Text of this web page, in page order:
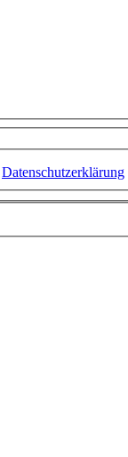
Datenschutzerklärung